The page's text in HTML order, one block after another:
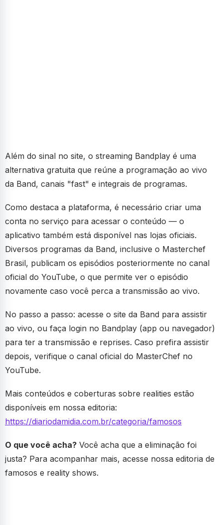
Além do sinal no site, o streaming Bandplay é uma
alternativa gratuita que reúne a programação ao vivo
da Band, canais "fast" e integrais de programas.
Como destaca a plataforma, é necessário criar uma
conta no serviço para acessar o conteúdo — o
aplicativo também está disponível nas lojas oficiais.
Diversos programas da Band, inclusive o Masterchef
Brasil, publicam os episódios posteriormente no canal
oficial do YouTube, o que permite ver o episódio
novamente caso você perca a transmissão ao vivo.
No passo a passo: acesse o site da Band para assistir
ao vivo, ou faça login no Bandplay (app ou navegador)
para ter a transmissão e reprises. Caso prefira assistir
depois, verifique o canal oficial do MasterChef no
YouTube.
Mais conteúdos e coberturas sobre realities estão
disponíveis em nossa editoria:
https://diariodamidia.com.br/categoria/famosos
O que você acha? Você acha que a eliminação foi
justa? Para acompanhar mais, acesse nossa editoria de
famosos e reality shows.